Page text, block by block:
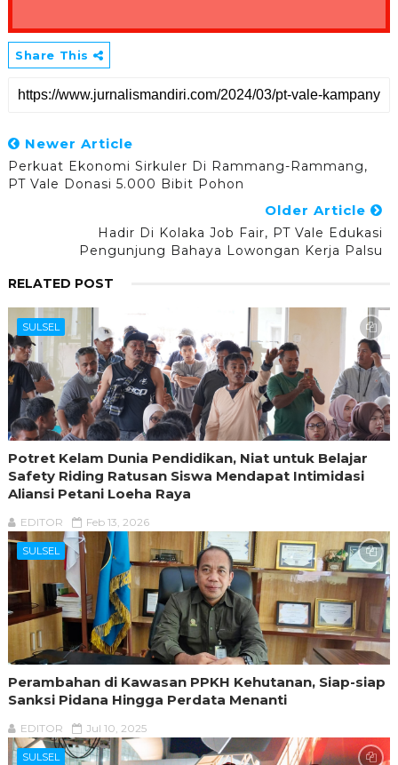
Share This
Newer Article
Perkuat Ekonomi Sirkuler Di Rammang-Rammang,
PT Vale Donasi 5.000 Bibit Pohon
Older Article
Hadir Di Kolaka Job Fair, PT Vale Edukasi
Pengunjung Bahaya Lowongan Kerja Palsu
RELATED POST
SULSEL
Potret Kelam Dunia Pendidikan, Niat untuk Belajar
Safety Riding Ratusan Siswa Mendapat Intimidasi
Aliansi Petani Loeha Raya
EDITOR Feb 13, 2026
SULSEL
Perambahan di Kawasan PPKH Kehutanan, Siap-siap
Sanksi Pidana Hingga Perdata Menanti
EDITOR Jul 10, 2025
SULSEL